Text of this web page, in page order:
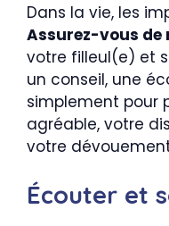
Dans la vie, les
Assurez-vous de
votre filleul(e) et
un conseil, une
simplement pour
agréable, votre
votre
Écouter et